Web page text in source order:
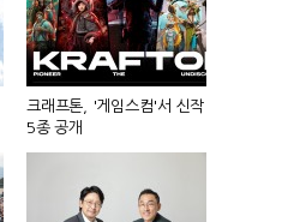
크래프톤, '게임스컴'서 신작
5종 공개